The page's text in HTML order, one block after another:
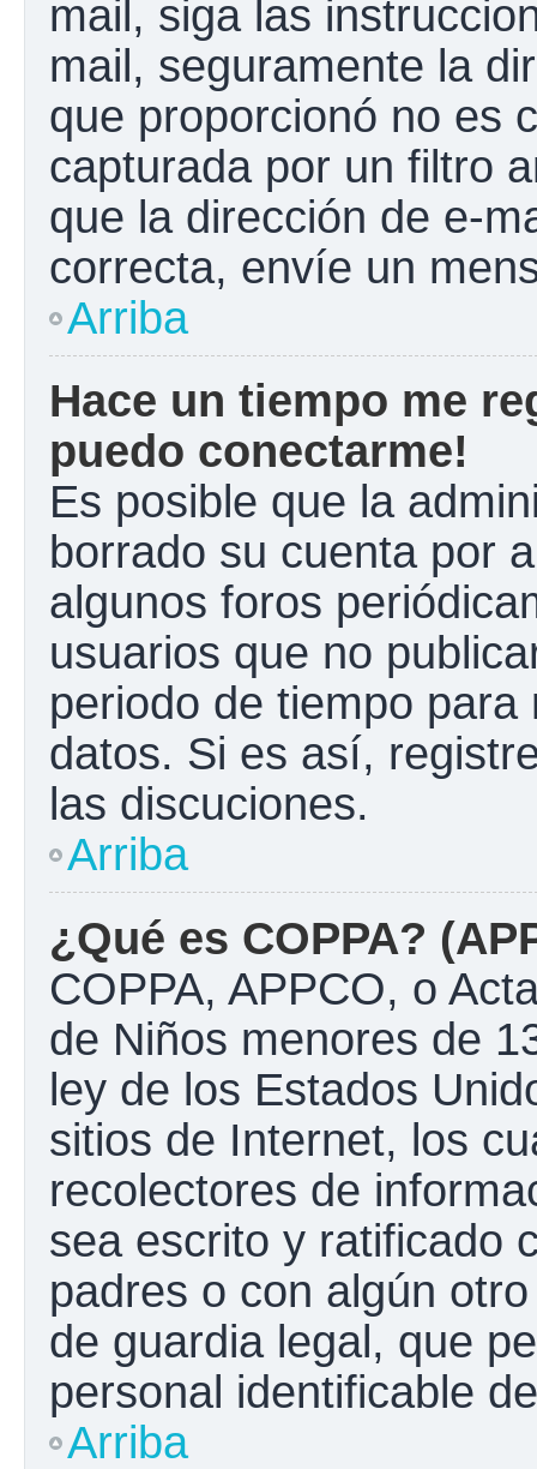
mail, siga las
mail, seguramente la
que proporcionó no es
capturada por un filtro
que la dirección de e-
correcta, envíe un
Arriba
Hace un tiempo me
puedo conectarme!
Es posible que la
borrado su cuenta por
algunos foros
usuarios que no
periodo de tiempo
datos. Si es así,
las discuciones.
Arriba
¿Qué es COPPA?
COPPA, APPCO, o
de Niños menores de
ley de los Estados
sitios de Internet, los
recolectores de
sea escrito y ratificado
padres o con algún
de guardia legal, que
personal identificable
Arriba